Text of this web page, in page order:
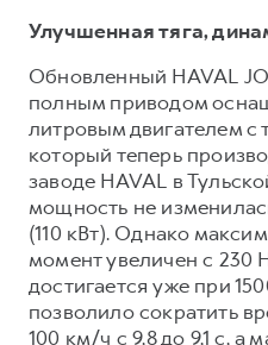
Улучшенная тяга,
Обновленный HAVAL
полным приводом
литровым двигателем с
который теперь
заводе HAVAL в
мощность не
(110 кВт). Однако
момент увеличен с 230
достигается уже при
позволило сократить
100 км/ч с 9,8 до 9,1 с, а